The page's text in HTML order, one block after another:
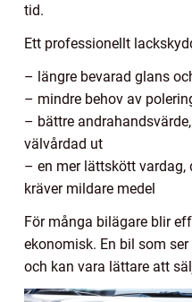
tid.
Ett professionellt
– längre bevarad glans
– mindre behov av
– bättre
välvårdad ut
– en mer lättskött vardag,
kräver mildare medel
För många bilägare blir
ekonomisk. En bil som
och kan vara lättare att